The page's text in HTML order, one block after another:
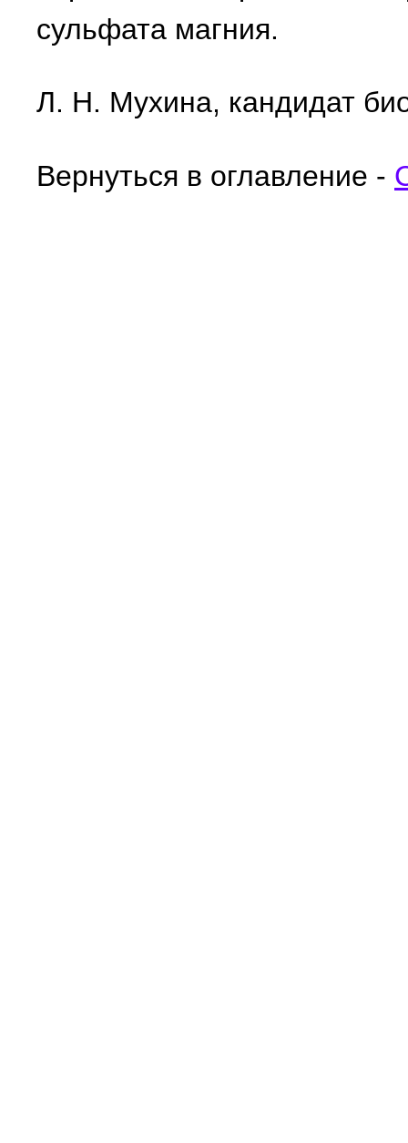
сульфата магния.
Л. Н. Мухина, кандидат
Вернуться в оглавление -